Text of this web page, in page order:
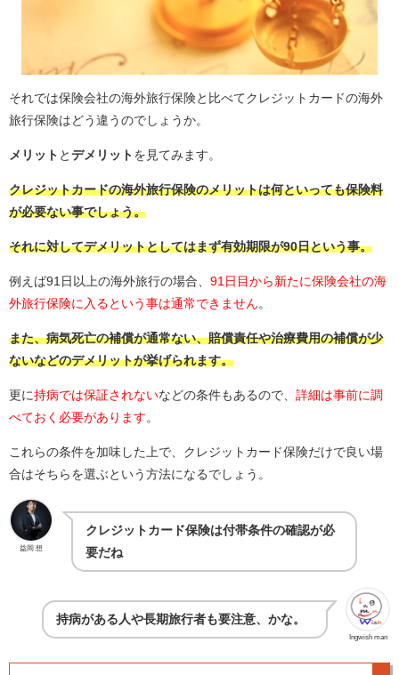
それでは保険会社の海外旅行保険と比べてクレジットカードの海外
旅行保険はどう違うのでしょうか。
メリット と デメリット を見てみます。
クレジットカードの海外旅行保険のメリットは何といっても保険料
が必要ない事でしょう。
それに対してデメリットとしてはまず有効期限が90日という事。
例えば91日以上の海外旅行の場合、 91日目から新たに保険会社の海
外旅行保険に入るという事は通常できません 。
また、病気死亡の補償が通常ない、賠償責任や治療費用の補償が少
ないなどのデメリットが挙げられます。
更に持病では保証されないなどの条件もあるので、 詳細は事前に調
べておく必要があります 。
これらの条件を加味した上で、クレジットカード保険だけで良い場
合はそちらを選ぶという方法になるでしょう。
益岡 想
クレジットカード保険は付帯条件の確認が必
要だね
Ingwish man
持病がある人や長期旅行者も要注意、かな。